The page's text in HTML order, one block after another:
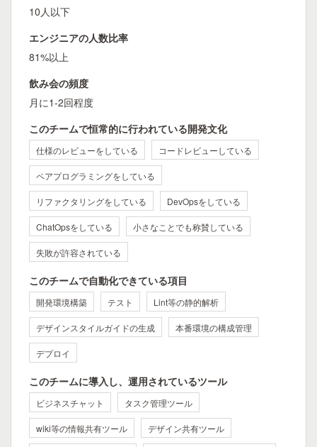
10人以下
エンジニアの人数比率
81%以上
飲み会の頻度
月に1-2回程度
このチームで恒常的に行われている開発文化
仕様のレビューをしている コードレビューしている
ペアプログラミングをしている
リファクタリングをしている DevOpsをしている
ChatOpsをしている 小さなことでも称賛している
失敗が許容されている
このチームで自動化できている項目
開発環境構築 テスト Lint等の静的解析
デザインスタイルガイドの生成 本番環境の構成管理
デプロイ
このチームに導入し、運用されているツール
ビジネスチャット タスク管理ツール
wiki等の情報共有ツール デザイン共有ツール